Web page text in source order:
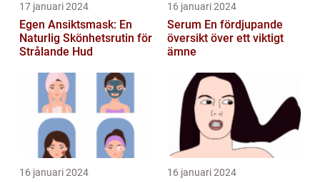
17 januari 2024
Egen Ansiktsmask: En
Naturlig Skönhetsrutin för
Strålande Hud
16 januari 2024
Serum En fördjupande
översikt över ett viktigt
ämne
16 januari 2024 16 januari 2024